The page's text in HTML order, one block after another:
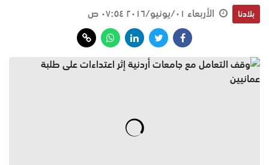
بلادنا الأربعاء ٠١/يونيو/٢٠١٦ ٠٧:٥٤ ص